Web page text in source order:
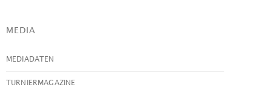
MEDIA
MEDIADATEN
TURNIERMAGAZINE